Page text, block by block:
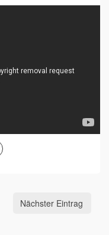
Nächster Eintrag